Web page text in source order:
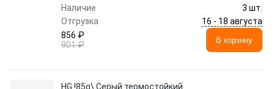
Наличие
3 шт.
Отгрузка
16 - 18 августа
856 ₽
901 ₽
В корзину
HG !85g\ Серый термостойкий